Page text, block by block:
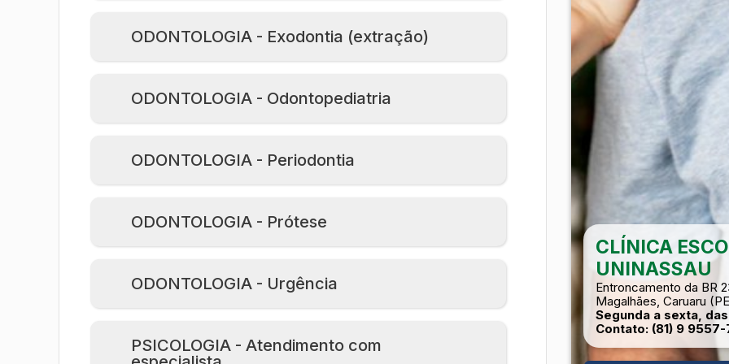
ODONTOLOGIA - Exodontia (extração)
ODONTOLOGIA - Odontopediatria
ODONTOLOGIA - Periodontia
ODONTOLOGIA - Prótese
ODONTOLOGIA - Urgência
PSICOLOGIA - Atendimento com
CLÍNICA
UNINASSAU
Entroncamento da BR
Magalhães, Caruaru
Segunda a sexta,
Contato: (81) 9 9557-